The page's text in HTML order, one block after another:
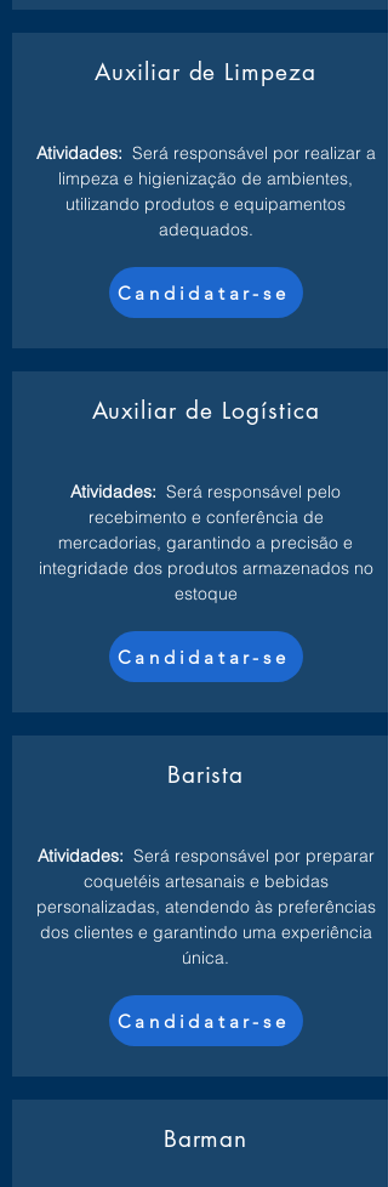
Auxiliar de Limpeza
Atividades: Será responsável por realizar a
limpeza e higienização de ambientes,
utilizando produtos e equipamentos
adequados.
Candidatar-se
Auxiliar de Logística
Atividades: Será responsável pelo
recebimento e conferência de
mercadorias, garantindo a precisão e
integridade dos produtos armazenados no
estoque
Candidatar-se
Barista
Atividades: Será responsável por preparar
coquetéis artesanais e bebidas
personalizadas, atendendo às preferências
dos clientes e garantindo uma experiência
única.
Candidatar-se
Barman